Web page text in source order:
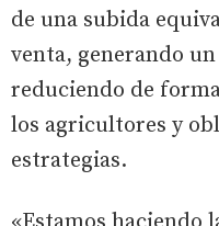
de una subida
venta, generando
reduciendo de
los agricultores y
estrategias.